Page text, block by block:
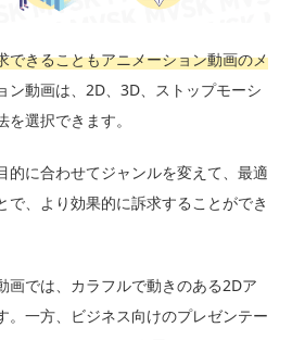
できることもアニメーション動画のメ
ン動画は、2D、3D、ストップモーシ
選択できます。
的に合わせてジャンルを変えて、最適
で、より効果的に訴求することができ
画では、カラフルで動きのある2Dア
。一方、ビジネス向けのプレゼンテー